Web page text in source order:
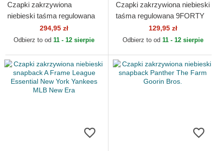
Czapki zakrzywiona
niebieski taśma regulowana
9FIFTY Retro Crown
Relaxed Heritage Fit New
294,95 zł
Odbierz to od 11 - 12 sierpie
Czapki zakrzywiona niebieski
taśma regulowana 9FORTY
The League Philadelphia
76ers NBA New Era
129,95 zł
Odbierz to od 11 - 12 sierpie